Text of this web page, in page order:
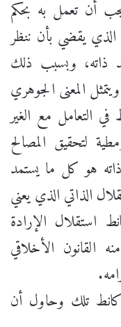
أن تعمل به بحكم
الذي يقضي بأن ننظر
ذاته، وبسبب ذلك
المعنى الجوهري
في التعامل مع الغير
لتحقيق المصالح
ذاته هو كل ما يستمد
الذاتي الذي يعني
استقلال الإرادة
القانون الأخلاقي
تلك وحاول أن